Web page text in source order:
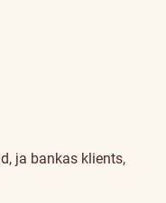
ja bankas klients,